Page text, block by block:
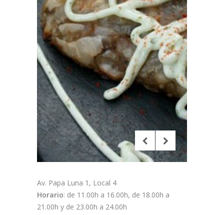
Av. Papa Luna 1, Local 4
Horario: de 11.00h a 16.00h, de 18.00h a
21.00h y de 23.00h a 24.00h